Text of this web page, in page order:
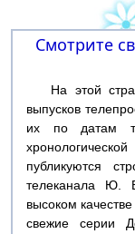
Смотрите
На этой
выпусков
их по датам
публикуются
телеканала Ю.
высоком
свежие серии